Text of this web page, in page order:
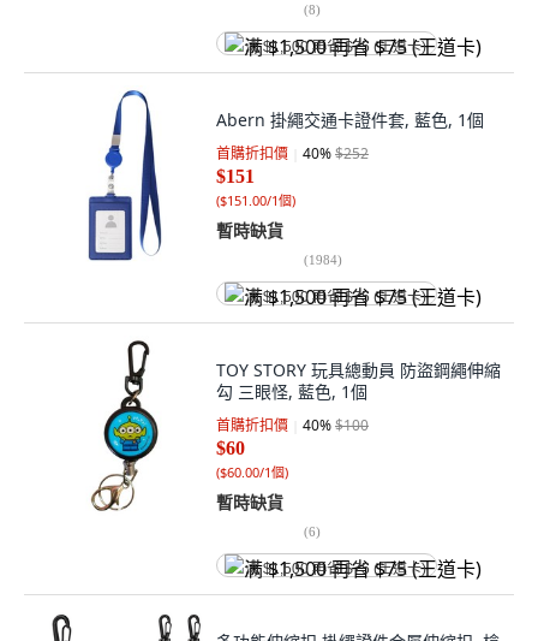
(8)
满 $1,500 再省 $75 (王道卡)
Abern 掛繩交通卡證件套, 藍色, 1個
首購折扣價 40%$252
$151
($151.00/1個)
暫時缺貨
(1984)
满 $1,500 再省 $75 (王道卡)
TOY STORY 玩具總動員 防盜鋼繩伸縮
勾 三眼怪, 藍色, 1個
首購折扣價 40%$100
$60
($60.00/1個)
暫時缺貨
(6)
满 $1,500 再省 $75 (王道卡)